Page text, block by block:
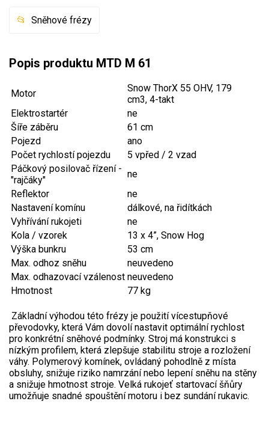
Benzínové křovinořezy a vyžínače
Motorové pily
Aku pily
Elektrické pily
Jednoruční pily
Vyvětvovací pily
AKU zahradní technika
Aku křovinořezy a vyžínače
Aku pily
Aku sekačky
Aku AL-KO
Štípačka na dřevo
VARI
Sněhové frézy
Popis produktu MTD M 61
Motor
Snow ThorX 55 OHV, 179
cm3, 4-takt
Elektrostartér
ne
Šíře záběru
61 cm
Pojezd
ano
Počet rychlostí pojezdu
5 vpřed / 2 vzad
Páčkový posilovač řízení -
"rajčáky"
ne
Reflektor
ne
Nastavení komínu
dálkové, na řidítkách
Vyhřívání rukojeti
ne
Kola / vzorek
13 x 4”, Snow Hog
Výška bunkru
53 cm
Max. odhoz sněhu
neuvedeno
Max. odhazovací vzálenost neuvedeno
Hmotnost
77 kg
Základní výhodou této frézy je použití vícestupňové
převodovky, která Vám dovolí nastavit optimální rychlost
pro konkrétní sněhové podmínky. Stroj má konstrukci s
nízkým profilem, která zlepšuje stabilitu stroje a rozložení
váhy. Polymerový komínek, ovládaný pohodlně z místa
obsluhy, snižuje riziko namrzání nebo lepení sněhu na stěny
a snižuje hmotnost stroje. Velká rukojeť startovací šňůry
umožňuje snadné spouštění motoru i bez sundání rukavic.